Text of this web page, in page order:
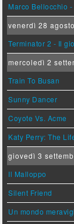
Marco Bellocchio
venerdì 28 agosto
Terminator 2 - Il
mercoledì 2
Train To Busan
Sunny Dancer
Coyote Vs. Acme
Katy Perry: The
giovedì 3
Il Malloppo
Silent Friend
Un mondo